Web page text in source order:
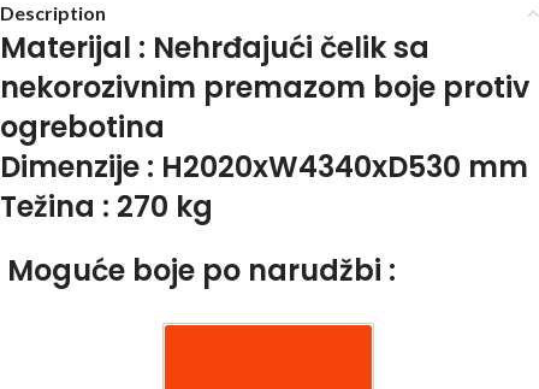
Description
Materijal : Nehrđajući čelik sa
nekorozivnim premazom boje protiv
ogrebotina
Dimenzije : H2020xW4340xD530 mm
Težina : 270 kg
Moguće boje po narudžbi :